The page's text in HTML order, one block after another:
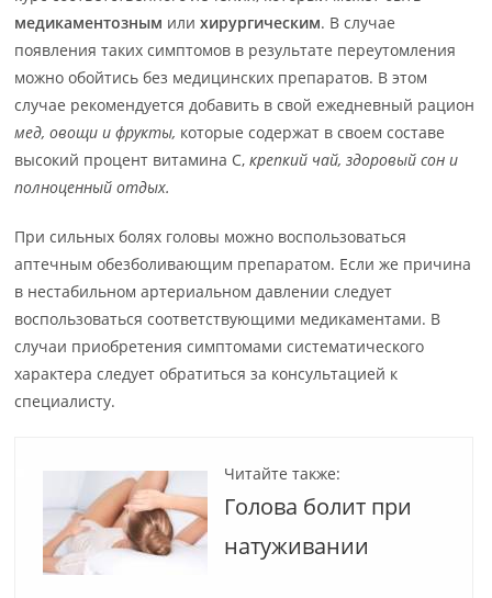
медикаментозным илихирургическим. В случае
появления таких симптомов в результате переутомления
можно обойтись без медицинских препаратов. В этом
случае рекомендуется добавить в свой ежедневный рацион
мед, овощи и фрукты, которые содержат в своем составе
высокий процент витамина С,крепкий чай, здоровый сон и
полноценный отдых.
При сильных болях головы можно воспользоваться
аптечным обезболивающим препаратом. Если же причина
в нестабильном артериальном давлении следует
воспользоваться соответствующими медикаментами. В
случаи приобретения симптомами систематического
характера следует обратиться за консультацией к
специалисту.
Читайте также:
Голова болит при
натуживании